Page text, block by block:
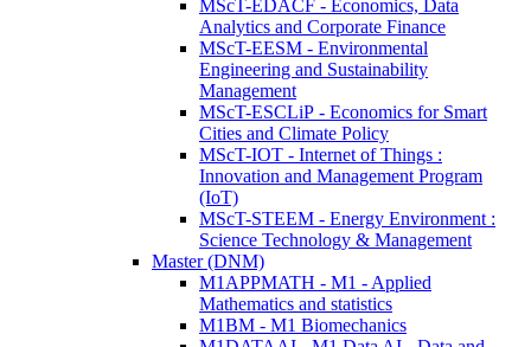
MScT-EDACF - Economics, Data
Analytics and Corporate Finance
MScT-EESM - Environmental
Engineering and Sustainability
Management
MScT-ESCLiP - Economics for Smart
Cities and Climate Policy
MScT-IOT - Internet of Things :
Innovation and Management Program
(IoT)
MScT-STEEM - Energy Environment :
Science Technology & Management
Master (DNM)
M1APPMATH - M1 - Applied
Mathematics and statistics
M1BM - M1 Biomechanics